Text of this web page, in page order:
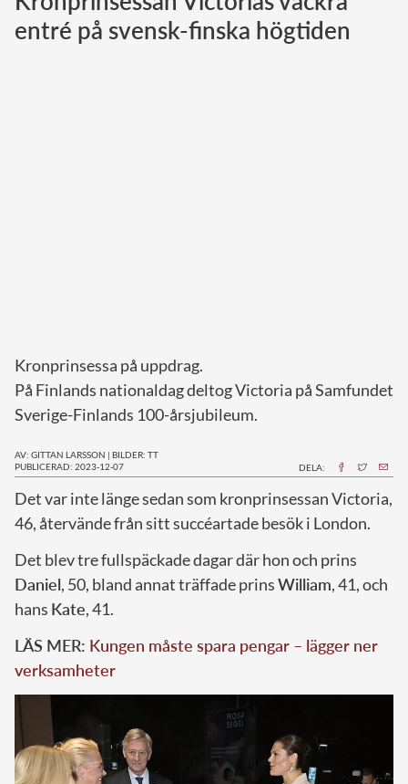
Norska kungahuset
entré på svensk-finska högtiden
Kronprinsessa på uppdrag.
På Finlands nationaldag deltog Victoria på Samfundet
Sverige-Finlands 100-årsjubileum.
AV: GITTAN LARSSON | BILDER: TT
PUBLICERAD: 2023-12-07
DELA:
Det var inte länge sedan som kronprinsessan Victoria,
46, återvände från sitt succéartade besök i London.
Det blev tre fullspäckade dagar där hon och prins
Daniel, 50, bland annat träffade prinsWilliam, 41, och
hans Kate, 41.
LÄS MER: Kungen måste spara pengar – lägger ner
verksamheter